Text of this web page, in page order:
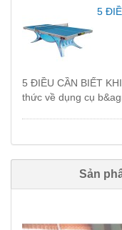
5
5 ĐIỀU CẦN BIẾT
thức về dụng cụ
Sản